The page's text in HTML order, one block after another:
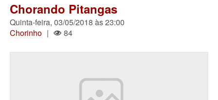
Chorando Pitangas
Quinta-feira, 03/05/2018 às 23:00
Chorinho | 84